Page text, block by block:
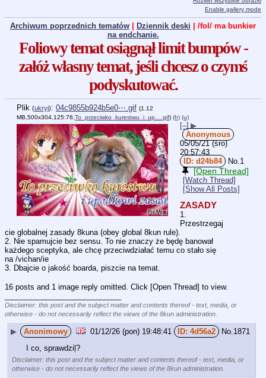
Enable gallery mode
Archiwum poprzednich tematów Dziennik deski | /fol/ ma bunkier
na endchanie.
Foliowy temat osiągnął limit bumpów -
załóż własny temat, jeśli chcesz o czymś
podyskutować.
Plik (ukryj): 04c9855b924b5e0⋯.gif (1.12
MB,500x304,125:76, To_przeciwko_kurestwu_i_up….gif) (h) (u)
[–] ▶
Anonymous
05/05/21 (śro)
20:57:43
d24b84
No. 1
[Open Thread]
[Watch Thread]
[Show All Posts]
ZASADY
1.
Przestrzegaj
cie globalnej zasady 8kuna (obey global 8kun rule).
2. Nie spamujcie bez sensu. To nie znaczy że będę banował
każdego sceptyka, ale chcę przeciwdziałać temu co stało się
na /vichan/ie
3. Dbajcie o jakość boarda, piszcie na temat.
16 posts and 1 image reply omitted. Click [Open Thread] to view.
Disclaimer: this post and the subject matter and contents thereof - text, media, or
otherwise - do not necessarily reflect the views of the 8kun administration.
▶ Anonimowy 01/12/26 (pon) 19:48:41 4d56a2 No. 1871
I co, sprawdziļ?
Disclaimer: this post and the subject matter and contents thereof - text, media, or
otherwise - do not necessarily reflect the views of the 8kun administration.